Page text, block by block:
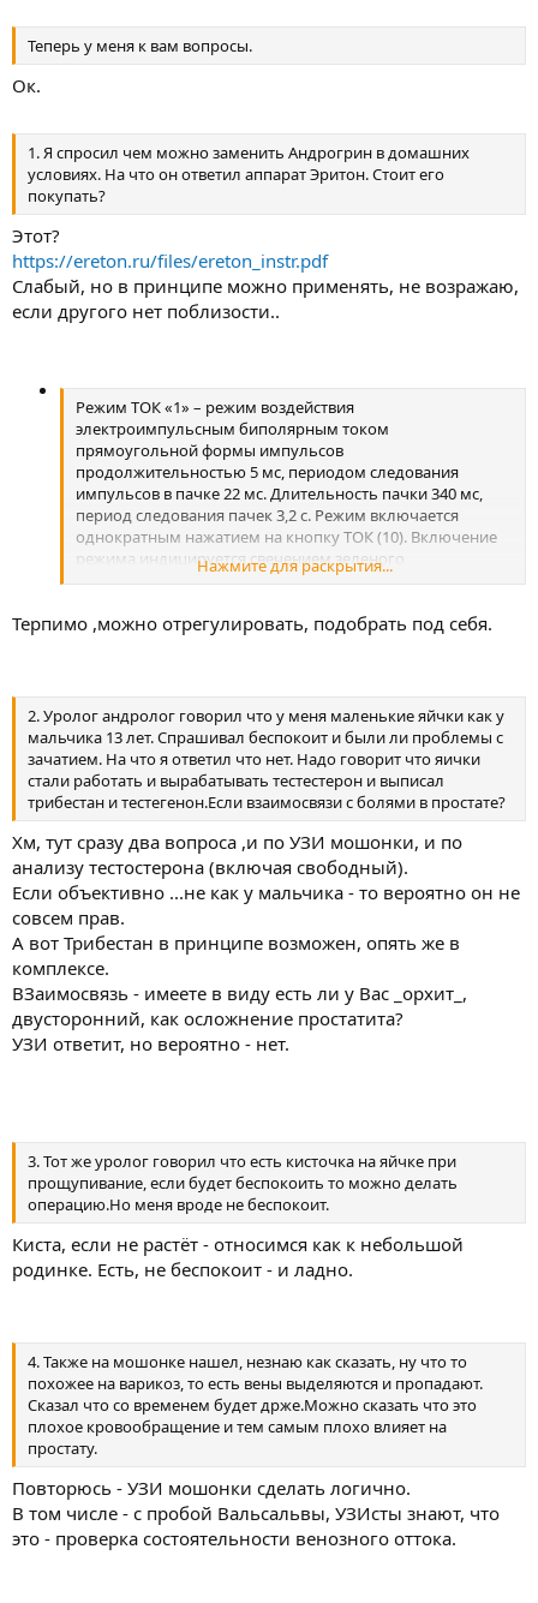
Теперь у меня к вам вопросы.
Ок.
1. Я спросил чем можно заменить Андрогрин в домашних
условиях. На что он ответил аппарат Эритон. Стоит его
покупать?
Этот?
https://ereton.ru/files/ereton_instr.pdf
Слабый, но в принципе можно применять, не возражаю,
если другого нет поблизости..
Режим ТОК «1» – режим воздействия
электроимпульсным биполярным током
прямоугольной формы импульсов
продолжительностью 5 мс, периодом следования
импульсов в пачке 22 мс. Длительность пачки 340 мс,
период следования пачек 3,2 с. Режим включается
однократным нажатием на кнопку ТОК (10). Включение
режима индицируется свечением зеленого
светодиодного индикатора «1».
электроимпульсным биполярным током
50Гц продолжительностью 3 с чередуются с посылками
импульсов тока,модулированными частотой 150 Гц
продолжительностью 3 с. Режим включается
двукратным нажатием на кнопку ТОК (10). Включение
режима индицируется свечением зеленого
светодиодного индикатора «2». При очередном нажатии
на кнопку ТОК (10) режим ТОК отключается.
Нажмите для раскрытия...
Терпимо ,можно отрегулировать, подобрать под себя.
2. Уролог андролог говорил что у меня маленькие яйчки как у
мальчика 13 лет. Спрашивал беспокоит и были ли проблемы с
зачатием. На что я ответил что нет. Надо говорит что яички
стали работать и вырабатывать тестестерон и выписал
трибестан и тестегенон.Если взаимосвязи с болями в простате?
Хм, тут сразу два вопроса ,и по УЗИ мошонки, и по
анализу тестостерона (включая свободный).
Если объективно ...не как у мальчика - то вероятно он не
совсем прав.
А вот Трибестан в принципе возможен, опять же в
комплексе.
ВЗаимосвязь - имеете в виду есть ли у Вас _орхит_,
двусторонний, как осложнение простатита?
УЗИ ответит, но вероятно - нет.
3. Тот же уролог говорил что есть кисточка на яйчке при
прощупивание, если будет беспокоить то можно делать
операцию.Но меня вроде не беспокоит.
Киста, если не растёт - относимся как к небольшой
родинке. Есть, не беспокоит - и ладно.
4. Также на мошонке нашел, незнаю как сказать, ну что то
похожее на варикоз, то есть вены выделяются и пропадают.
Сказал что со временем будет држе.Можно сказать что это
плохое кровообращение и тем самым плохо влияет на
простату.
Повторюсь - УЗИ мошонки сделать логично.
В том числе - с пробой Вальсальвы, УЗИсты знают, что
это - проверка состоятельности венозного оттока.